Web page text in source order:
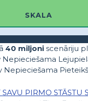
SKALA
40 miljoni scenāriju
Nepieciešama
PIRMO STĀSTU